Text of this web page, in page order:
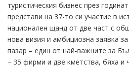
туристическия бизнес през
представи на 37-то си участие в
национален щанд от две част с
нова визия и амбициозна заявка
пазар – един от най-важните за
– 35 фирми и две кметства, бяха и